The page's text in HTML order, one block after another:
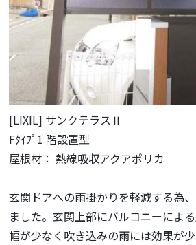
[LIXIL] サンクテラスⅡ
Fﾀｲﾌﾟ1 階設置型
屋根材： 熱線吸収アクアポリカ
玄関ドアへの雨掛かりを軽減する為
ました。玄関上部にバルコニーによ
幅が少なく吹き込みの雨には効果が